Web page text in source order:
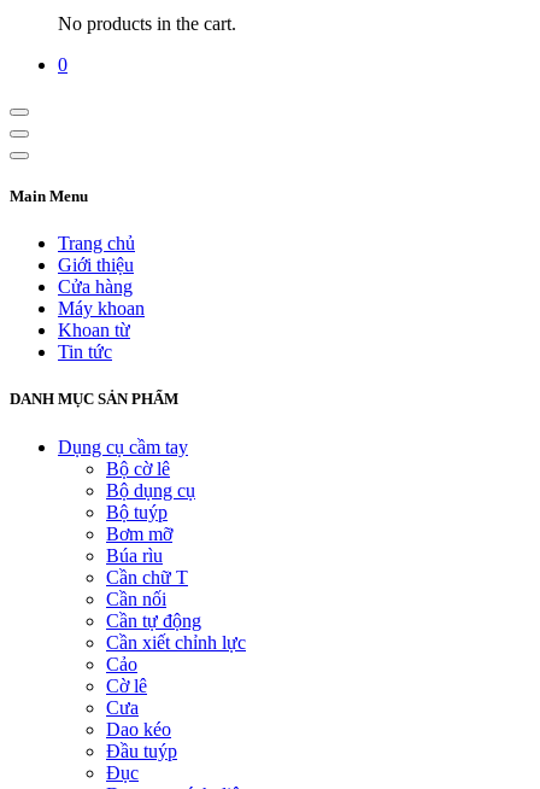
No products in the cart.
0
Main Menu
Trang chủ
Giới thiệu
Cửa hàng
Máy khoan
Khoan từ
Tin tức
DANH MỤC SẢN PHẨM
Dụng cụ cầm tay
Bộ cờ lê
Bộ dụng cụ
Bộ tuýp
Bơm mỡ
Búa rìu
Cần chữ T
Cần nối
Cần tự động
Cần xiết chỉnh lực
Cảo
Cờ lê
Cưa
Dao kéo
Đầu tuýp
Đục